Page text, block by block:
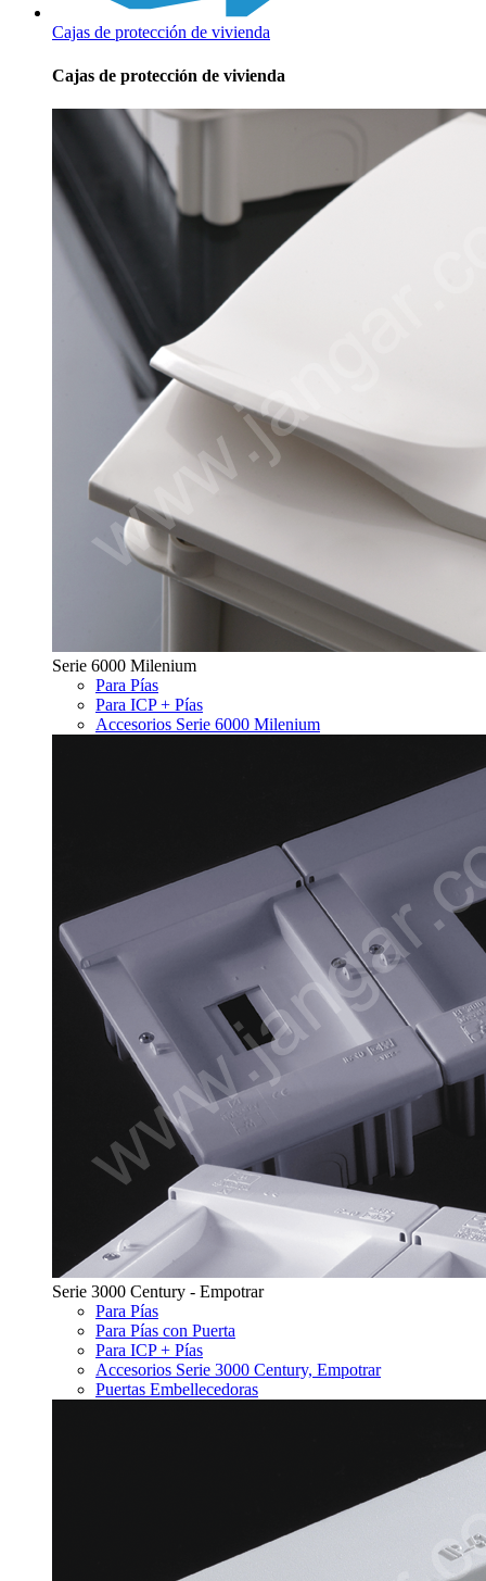
Cajas de protección de vivienda
Cajas de protección de vivienda
Serie 6000 Milenium
Para Pías
Para ICP + Pías
Accesorios Serie 6000 Milenium
Serie 3000 Century - Empotrar
Para Pías
Para Pías con Puerta
Para ICP + Pías
Accesorios Serie 3000 Century, Empotrar
Puertas Embellecedoras